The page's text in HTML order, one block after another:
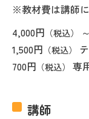
※教材費は講師
4,000円 （税込）
1,500円 （税込）
700円 （税込） 専
講師